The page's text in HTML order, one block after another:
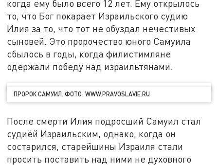
когда ему было всего 12 лет. Ему открылось
то, что Бог покарает Израильского судию
Илия за то, что тот не обуздал нечестивых
сыновей. Это пророчество юного Самуила
сбылось в годы, когда филистимляне
одержали победу над израильтянами.
ПРОРОК САМУИЛ. ФОТО: WWW.PRAVOSLAVIE.RU
После смерти Илия подросший Самуил стал
судиёй Израильским, однако, когда он
состарился, старейшины Израиля стали
просить поставить над ними не духовного